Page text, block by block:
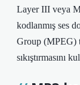
Layer III veya
kodlanmış ses
Group (MPEG)
sıkıştırmasını